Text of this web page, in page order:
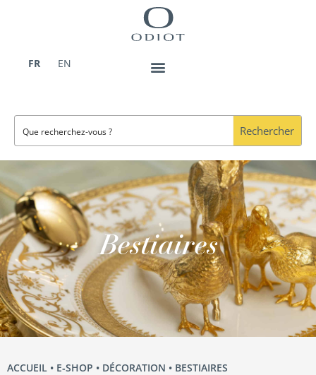
FR
EN
Rechercher
Bestiaires
ACCUEIL • E‑SHOP • DÉCORATION • BESTIAIRES